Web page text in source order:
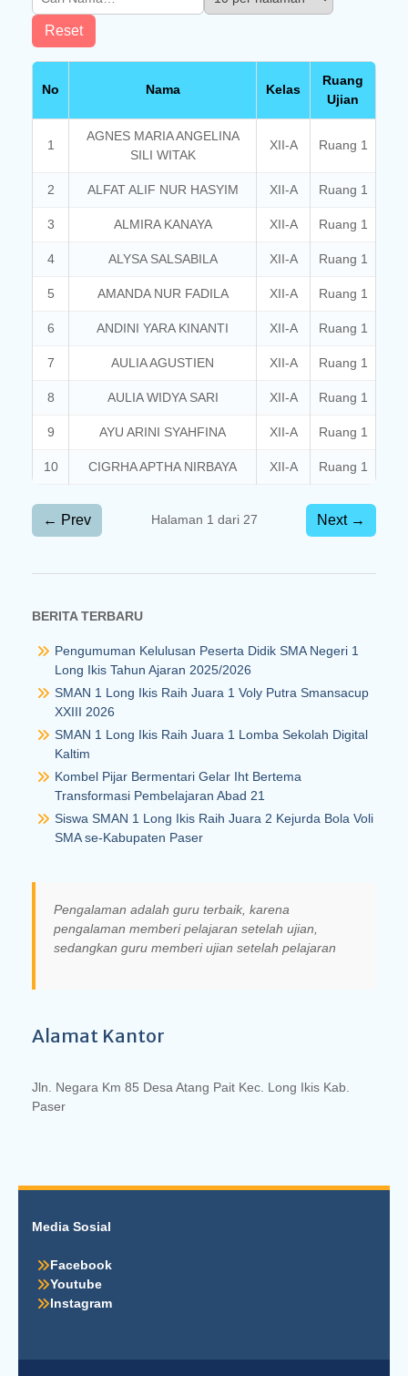
Reset
No Nama Kelas
Ruang
Ujian
1
AGNES MARIA ANGELINA
SILI WITAK
XII-A Ruang 1
2 ALFAT ALIF NUR HASYIM XII-A Ruang 1
3 ALMIRA KANAYA XII-A Ruang 1
4 ALYSA SALSABILA XII-A Ruang 1
5 AMANDA NUR FADILA XII-A Ruang 1
6 ANDINI YARA KINANTI XII-A Ruang 1
7 AULIA AGUSTIEN XII-A Ruang 1
8 AULIA WIDYA SARI XII-A Ruang 1
9 AYU ARINI SYAHFINA XII-A Ruang 1
10 CIGRHA APTHA NIRBAYA XII-A Ruang 1
← Prev Halaman 1 dari 27 Next →
BERITA TERBARU
Pengumuman Kelulusan Peserta Didik SMA Negeri 1
Long Ikis Tahun Ajaran 2025/2026
SMAN 1 Long Ikis Raih Juara 1 Voly Putra Smansacup
XXIII 2026
SMAN 1 Long Ikis Raih Juara 1 Lomba Sekolah Digital
Kaltim
Kombel Pijar Bermentari Gelar Iht Bertema
Transformasi Pembelajaran Abad 21
Siswa SMAN 1 Long Ikis Raih Juara 2 Kejurda Bola Voli
SMA se-Kabupaten Paser
Pengalaman adalah guru terbaik, karena
pengalaman memberi pelajaran setelah ujian,
sedangkan guru memberi ujian setelah pelajaran
Alamat Kantor
Jln. Negara Km 85 Desa Atang Pait Kec. Long Ikis Kab.
Paser
Media Sosial
Facebook
Youtube
Instagram